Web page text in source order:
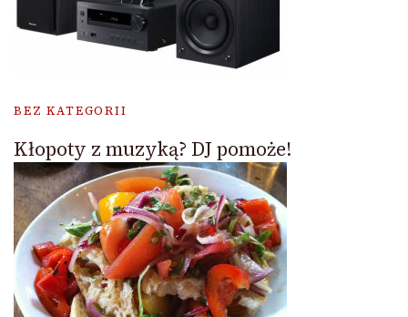
BEZ KATEGORII
Kłopoty z muzyką? DJ pomoże!